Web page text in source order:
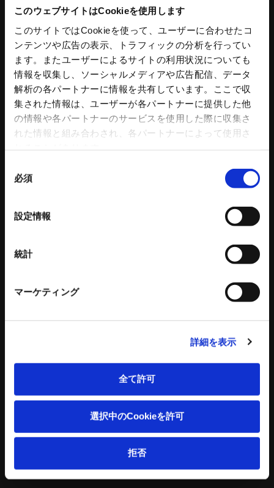
このウェブサイトはCookieを使用します
このサイトではCookieを使って、ユーザーに合わせたコ
ンテンツや広告の表示、トラフィックの分析を行ってい
ます。またユーザーによるサイトの利用状況についても
情報を収集し、ソーシャルメディアや広告配信、データ
解析の各パートナーに情報を共有しています。ここで収
集された情報は、ユーザーが各パートナーに提供した他
の情報や各パートナーのサービスを使用した際に収集さ
れた情報と組み合わされ、各パートナーによって使用さ
必須
設定情報
統計
マーケティング
詳細を表示
全て許可
選択中のCookieを許可
拒否
スタンダードチャック
アドバンスチャック
ハンドチャック
チャック部品
把握力計
回転シリンダ
NC円テーブル
NC円テーブルオプション
バイス部品
自動化ソリューション
各種チラシダウンロード
コンクリートプラント
コンクリートミキサ
操作盤
プラント水処理設備
プラント付帯設備
トリートメントプロ
コンクリートプラント 関連記事
環境設備
もみがら成形機
衝撃式粉砕乾燥機
環境設備 関連記事